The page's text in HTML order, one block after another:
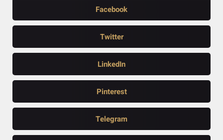
Facebook
Twitter
LinkedIn
Pinterest
Telegram